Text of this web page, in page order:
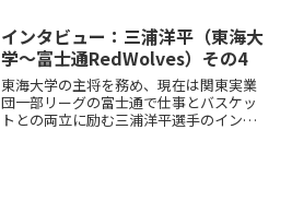
について『ゴールドス...
インタビュー：三浦洋平（東海大
学～富士通RedWolves）その4
東海大学の主将を務め、現在は関東実業
団一部リーグの富士通で仕事とバスケッ
トとの両立に励む三浦洋平選手のインタ